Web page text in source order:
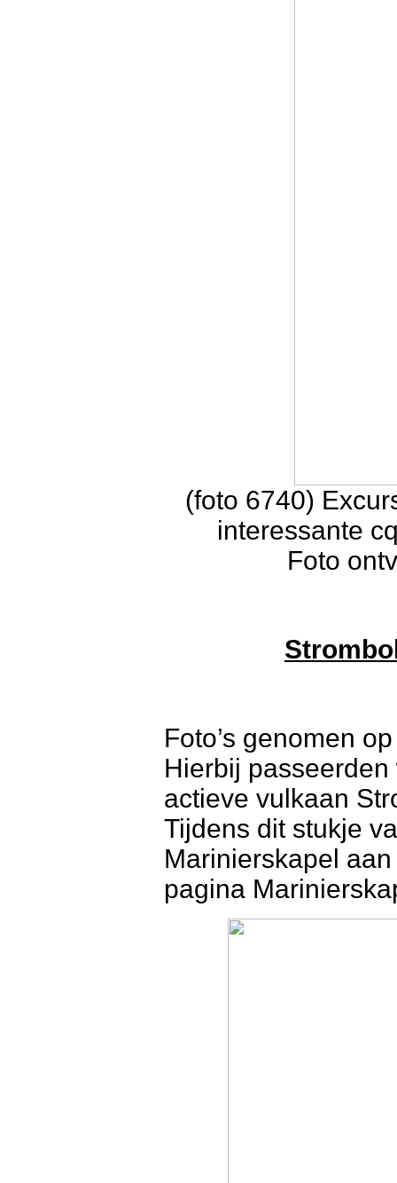
(foto 6740)
interessante
Foto
Foto’s genomen
Hierbij
actieve vulkaan
Tijdens dit stukje
Marinierskapel
pagina